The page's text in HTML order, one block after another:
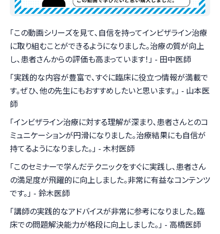
「この動画シリーズを見て、自信を持ってインビザライン治療
に取り組むことができるようになりました。治療の質が向上
し、患者さんからの評価も高まっています！」 - 田中医師
「実践的な内容が豊富で、すぐに臨床に役立つ情報が満載で
す。ぜひ、他の先生にもおすすめしたいと思います。」 - 山本医
師
「インビザライン治療に対する理解が深まり、患者さんとのコ
ミュニケーションが円滑になりました。治療結果にも自信が
持てるようになりました。」 - 木村医師
「このセミナーで学んだテクニックをすぐに実践し、患者さん
の満足度が飛躍的に向上しました。非常に有益なコンテンツ
です。」 - 鈴木医師
「講師の実践的なアドバイスが非常に参考になりました。臨
床での問題解決能力が格段に向上しました。」 - 高橋医師